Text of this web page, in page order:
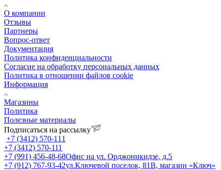
О компании
Отзывы
Партнеры
Вопрос-ответ
Документация
Политика конфиденциальности
Согласие на обработку персональных данных
Политика в отношении файлов cookie
Информация
Магазины
Политика
Полезные материалы
Подписаться на рассылку
+7 (3412) 570-111
+7 (3412) 570-111
+7 (991) 456-48-68Офис на ул. Орджоникидзе, д.5
+7 (912) 767-93-42ул.Ключевой поселок, 81В, магазин «Ключ»